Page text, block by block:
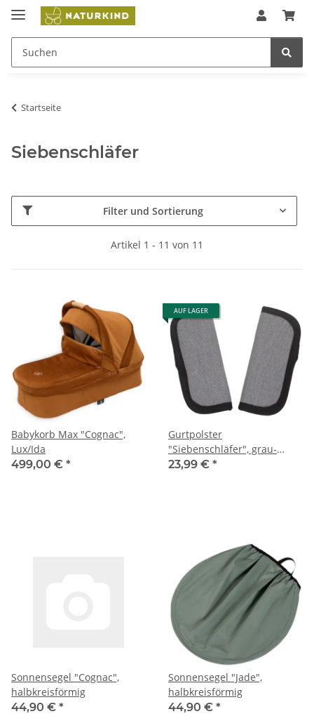
Startseite
Siebenschläfer
Filter und Sortierung
Artikel 1 - 11 von 11
Babykorb Max "Cognac",
Lux/Ida
499,00 € *
AUF LAGER
Gurtpolster
"Siebenschläfer", grau-
meliert
23,99 € *
Sonnensegel "Cognac",
halbkreisförmig
44,90 € *
Sonnensegel "Jade",
halbkreisförmig
44,90 € *